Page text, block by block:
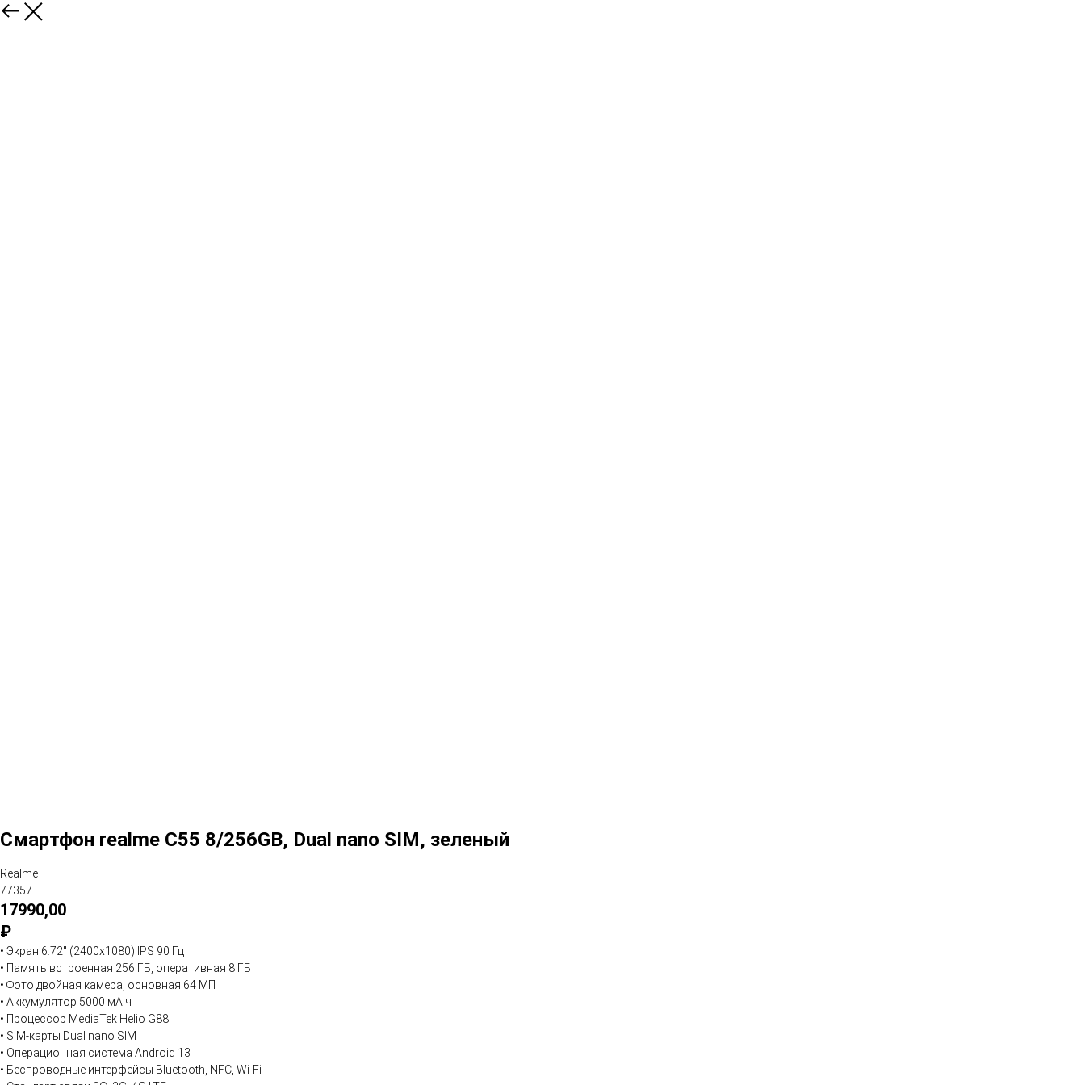
Смартфон realme C55 8/256GB, Dual nano SIM, зеленый
Realme
77357
17990,00
₽
• Экран 6.72" (2400x1080) IPS 90 Гц
• Память встроенная 256 ГБ, оперативная 8 ГБ
• Фото двойная камера, основная 64 МП
• Аккумулятор 5000 мА·ч
• Процессор MediaTek Helio G88
• SIM-карты Dual nano SIM
• Операционная система Android 13
• Беспроводные интерфейсы Bluetooth, NFC, Wi-Fi